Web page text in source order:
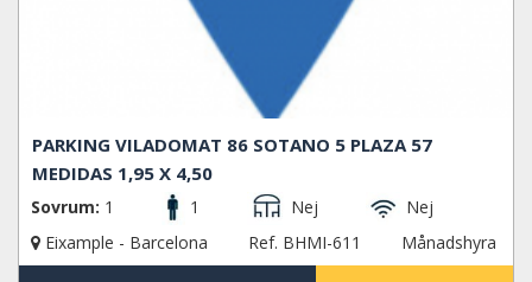
PARKING VILADOMAT 86 SOTANO 5 PLAZA 57
MEDIDAS 1,95 X 4,50
Sovrum: 1 1 Nej
Nej
Eixample - Barcelona
Ref. BHMI-611 Månadshyra